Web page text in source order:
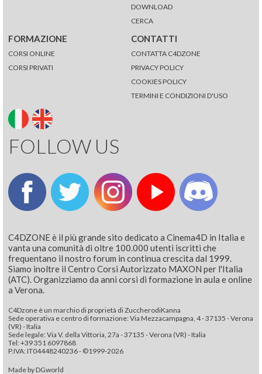
DOWNLOAD
CERCA
FORMAZIONE
CORSI ONLINE
CORSI PRIVATI
CONTATTI
CONTATTA C4DZONE
PRIVACY POLICY
COOKIES POLICY
TERMINI E CONDIZIONI D'USO
FOLLOW US
C4DZONE è il più grande sito dedicato a Cinema4D in Italia e
vanta una comunità di oltre 100.000 utenti iscritti che
frequentano il nostro forum in continua crescita dal 1999.
Siamo inoltre il Centro Corsi Autorizzato MAXON per l'Italia
(ATC). Organizziamo da anni corsi di formazione in aula e online
a Verona.
C4Dzone è un marchio di proprietà di ZuccherodiKanna
Sede operativa e centro di formazione: Via Mezzacampagna, 4 - 37135 - Verona
(VR) - Italia
Sede legale: Via V. della Vittoria, 27a - 37135 - Verona (VR) - Italia
Tel: +39 351 6097868‬
P.IVA: IT04448240236 - ©1999-2026
Made by DGworld